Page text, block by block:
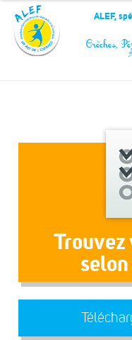
Panneau de gestion des cookies
ALEF,
Crèches,